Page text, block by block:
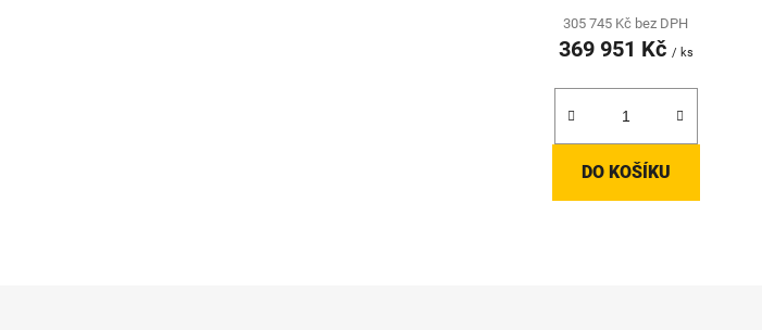
305 745 Kč bez DPH
369 951 Kč / ks
DO KOŠÍKU